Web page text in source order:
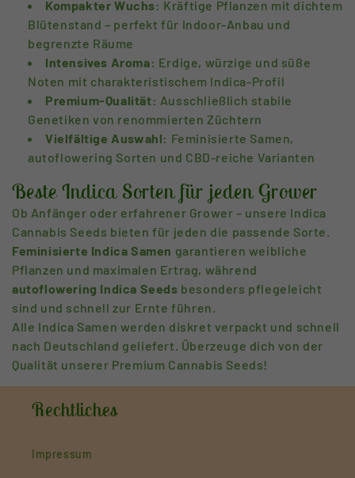
Kompakter Wuchs: Kräftige Pflanzen mit dichtem
Blütenstand – perfekt für Indoor-Anbau und
begrenzte Räume
Intensives Aroma: Erdige, würzige und süße
Noten mit charakteristischem Indica-Profil
Premium-Qualität: Ausschließlich stabile
Genetiken von renommierten Züchtern
Vielfältige Auswahl: Feminisierte Samen,
autoflowering Sorten und CBD-reiche Varianten
Beste Indica Sorten für jeden Grower
Ob Anfänger oder erfahrener Grower – unsere Indica
Cannabis Seeds bieten für jeden die passende Sorte.
Feminisierte Indica Samen garantieren weibliche
Pflanzen und maximalen Ertrag, während
autoflowering Indica Seeds besonders pflegeleicht
sind und schnell zur Ernte führen.
Alle Indica Samen werden diskret verpackt und schnell
nach Deutschland geliefert. Überzeuge dich von der
Qualität unserer Premium Cannabis Seeds!
Rechtliches
Impressum